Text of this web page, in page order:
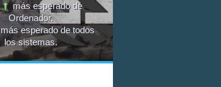
más esperado de
Ordenador.
más esperado de todos
los sistemas.